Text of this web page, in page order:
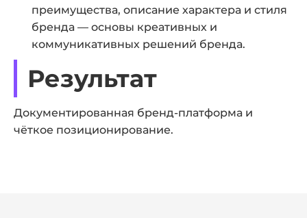
преимущества, описание характера и стиля
бренда — основы креативных и
коммуникативных решений бренда.
Результат
Документированная бренд-платформа и
чёткое позиционирование.